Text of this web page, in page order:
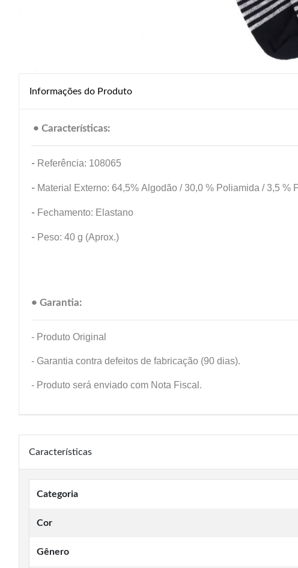
Informações do Produto
• Características:
- Referência: 108065
- Material Externo: 64,5% Algodão / 30,0 % Poliamida / 3,5 %
- Fechamento: Elastano
- Peso: 40 g (Aprox.)
• Garantia:
- Produto Original
- Garantia contra defeitos de fabricação (90 dias).
- Produto será enviado com Nota Fiscal.
Características
Categoria
Cor
Gênero